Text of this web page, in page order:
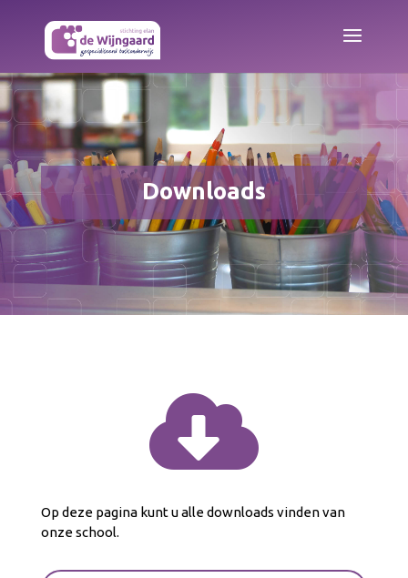
Downloads

Op deze pagina kunt u alle downloads vinden van
onze school.